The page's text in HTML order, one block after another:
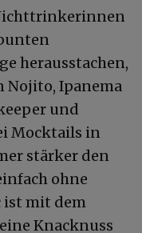
herausstachen,
Nojito, Ipanema
und
Mocktails in
stärker den
ohne
ist mit dem
Knacknuss